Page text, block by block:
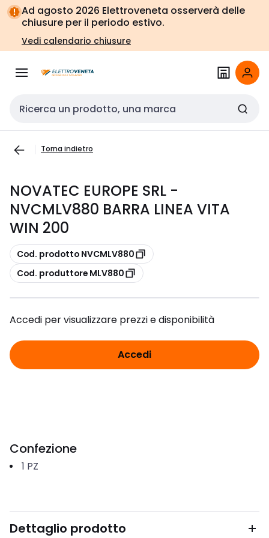
Vai alla
navigazione
Vai
alla
pagina
Ad agosto 2026 Elettroveneta osserverà delle
chiusure per il periodo estivo.
Vedi calendario chiusure
Cerca input
Torna indietro
NOVATEC EUROPE SRL -
NVCMLV880 BARRA LINEA VITA
WIN 200
copia
Cod. prodotto NVCMLV880
copia
Cod. produttore MLV880
Accedi per visualizzare prezzi e disponibilità
Accedi
Confezione
1 PZ
Dettaglio prodotto